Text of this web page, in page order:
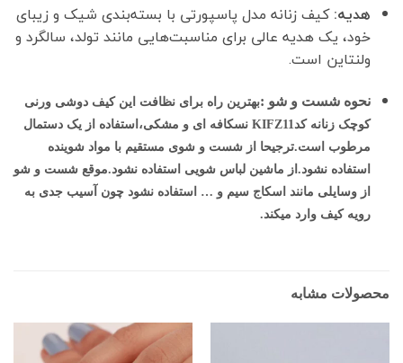
هدیه:کیف زنانه مدل پاسپورتی با بسته‌بندی شیک و زیبای
خود، یک هدیه عالی برای مناسبت‌هایی مانند تولد، سالگرد و
ولنتاین است.
نحوه شست و شو : بهترین راه برای نظافت این کیف دوشی ورنی
کوچک زنانه کدKIFZ11 نسکافه ای و مشکی،استفاده از یک دستمال
مرطوب است.ترجیحا از شست و شوی مستقیم با مواد شوینده
استفاده نشود.از ماشین لباس شویی استفاده نشود.موقع شست و شو
از وسایلی مانند اسکاج سیم و … استفاده نشود چون آسیب جدی به
رویه کیف وارد میکند.
محصولات مشابه